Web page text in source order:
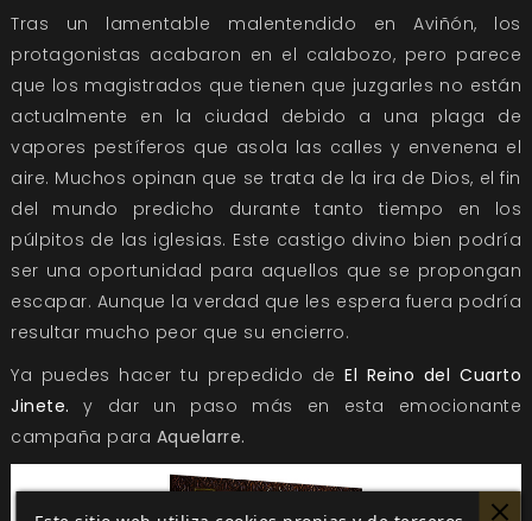
Tras un lamentable malentendido en Aviñón, los
protagonistas acabaron en el calabozo, pero parece
que los magistrados que tienen que juzgarles no están
actualmente en la ciudad debido a una plaga de
vapores pestíferos que asola las calles y envenena el
aire. Muchos opinan que se trata de la ira de Dios, el fin
del mundo predicho durante tanto tiempo en los
púlpitos de las iglesias. Este castigo divino bien podría
ser una oportunidad para aquellos que se propongan
escapar. Aunque la verdad que les espera fuera podría
resultar mucho peor que su encierro.
Ya puedes hacer tu prepedido deEl Reino del Cuarto
Jinete.
y dar un paso más en esta emocionante
campaña para Aquelarre.